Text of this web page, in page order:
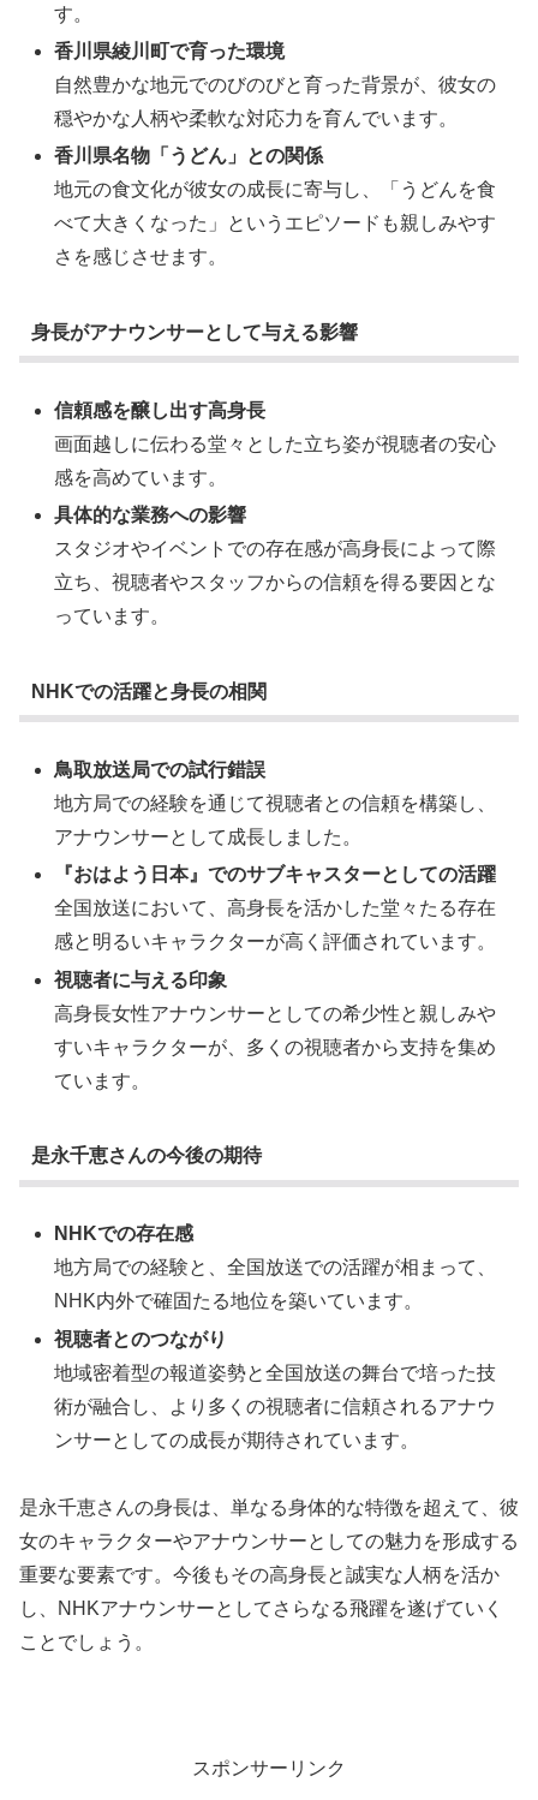
す。
香川県綾川町で育った環境
自然豊かな地元でのびのびと育った背景が、彼女の
穏やかな人柄や柔軟な対応力を育んでいます。
香川県名物「うどん」との関係
地元の食文化が彼女の成長に寄与し、「うどんを食
べて大きくなった」というエピソードも親しみやす
さを感じさせます。
身長がアナウンサーとして与える影響
信頼感を醸し出す高身長
画面越しに伝わる堂々とした立ち姿が視聴者の安心
感を高めています。
具体的な業務への影響
スタジオやイベントでの存在感が高身長によって際
立ち、視聴者やスタッフからの信頼を得る要因とな
っています。
NHKでの活躍と身長の相関
鳥取放送局での試行錯誤
地方局での経験を通じて視聴者との信頼を構築し、
アナウンサーとして成長しました。
『おはよう日本』でのサブキャスターとしての活躍
全国放送において、高身長を活かした堂々たる存在
感と明るいキャラクターが高く評価されています。
視聴者に与える印象
高身長女性アナウンサーとしての希少性と親しみや
すいキャラクターが、多くの視聴者から支持を集め
ています。
是永千恵さんの今後の期待
NHKでの存在感
地方局での経験と、全国放送での活躍が相まって、
NHK内外で確固たる地位を築いています。
視聴者とのつながり
地域密着型の報道姿勢と全国放送の舞台で培った技
術が融合し、より多くの視聴者に信頼されるアナウ
ンサーとしての成長が期待されています。
是永千恵さんの身長は、単なる身体的な特徴を超えて、彼
女のキャラクターやアナウンサーとしての魅力を形成する
重要な要素です。今後もその高身長と誠実な人柄を活か
し、NHKアナウンサーとしてさらなる飛躍を遂げていく
ことでしょう。
スポンサーリンク